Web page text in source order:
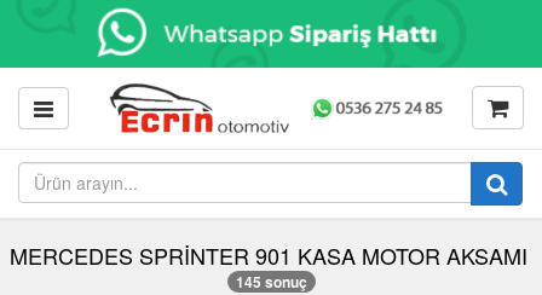
MERCEDES SPRİNTER 901 KASA MOTOR AKSAMI
145 sonuç